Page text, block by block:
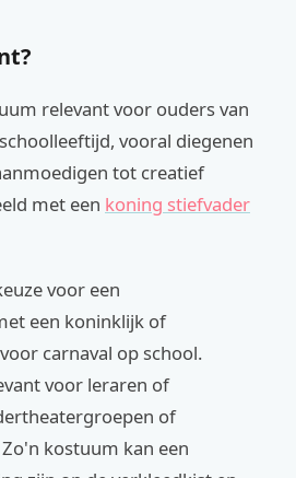
relevant voor ouders van
vooral diegenen
tot creatief
met een koning stiefvader
voor een
een koninklijk of
carnaval op school.
voor leraren of
of
kostuum kan een